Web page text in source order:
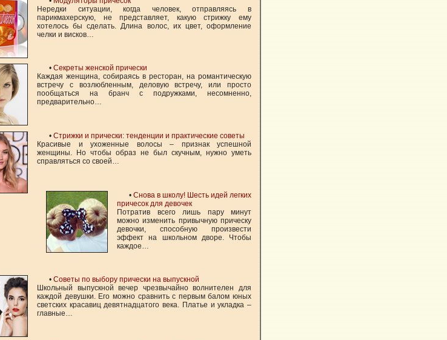
Нередки ситуации, когда человек, отправляясь в
парикмахерскую, не представляет, какую стрижку ему
хотелось бы сделать. Длина волос, их цвет, оформление
челки и висков…
• Секреты женской прически
Каждая женщина, собираясь в ресторан, на романтическую
встречу с возлюбленным, деловую встречу, или просто
пообщаться на бранч с подружками, несомненно,
предварительно…
• Стрижки и прически: тенденции и практические советы
Красивые и ухоженные волосы – признак успешной
женщины. Но чтобы образ не был скучным, нужно уметь
справляться со своей…
• Снова в школу! Шесть идей легких
причесок для девочек
Потратив всего лишь пару минут
можно изменить привычную прическу
девочки, способную произвести
эффект на школьном дворе. Чтобы
каждое…
• Советы по выбору прически на выпускной
Школьный выпускной вечер чрезвычайно волнителен для
каждой девушки. Его можно сравнить с первым балом юных
светских красавиц девятнадцатого века. Платье и укладка –
главные…